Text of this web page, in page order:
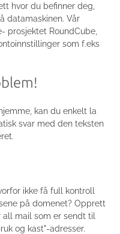
hvor du befinner deg,
datamaskinen. Vår
prosjektet RoundCube,
som f.eks
kan du enkelt la
svar med den teksten
ikke få full kontroll
på domenet? Opprett
mail som er sendt til
og kast"-adresser.